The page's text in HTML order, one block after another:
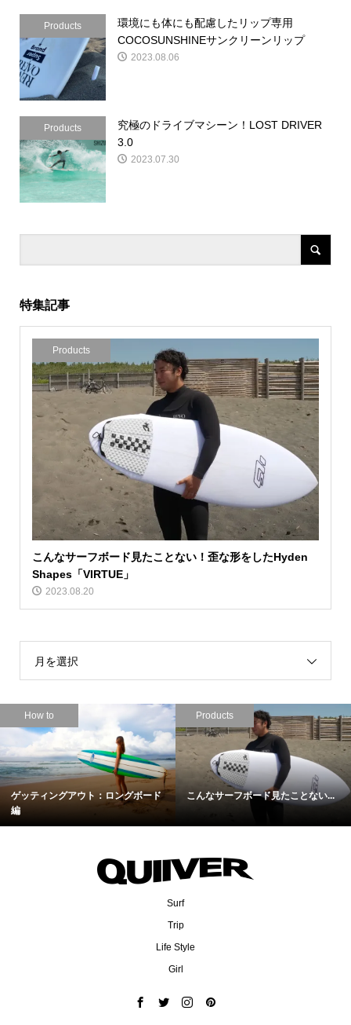
Products
環境にも体にも配慮したリップ専用
COCOSUNSHINEサンクリーンリップ
2023.08.06
Products
究極のドライブマシーン！LOST DRIVER
3.0
2023.07.30
特集記事
Products
こんなサーフボード見たことない！歪な形をしたHyden
Shapes「VIRTUE」
2023.08.20
月を選択
How to
ゲッティングアウト：ロングボード
編
Products
こんなサーフボード見たことない...
Surf
Trip
Life Style
Girl